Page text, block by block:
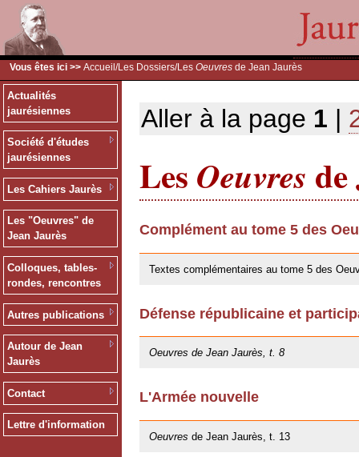
Vous êtes ici >> Accueil /Les Dossiers/Les Oeuvres de Jean Jaurès
Actualités
jaurésiennes
Société d'études
jaurésiennes
Les Cahiers Jaurès
Les "Oeuvres" de
Jean Jaurès
Colloques, tables-
rondes, rencontres
Autres publications
Autour de Jean
Jaurès
Contact
Lettre d'information
Aller à la page 1 |
Les Oeuvres
Complément au tome 5 des
Textes complémentaires au tome 5 des
Défense républicaine et
Oeuvres de Jean Jaurès, t. 8
L'Armée nouvelle
Oeuvres de Jean Jaurès, t. 13